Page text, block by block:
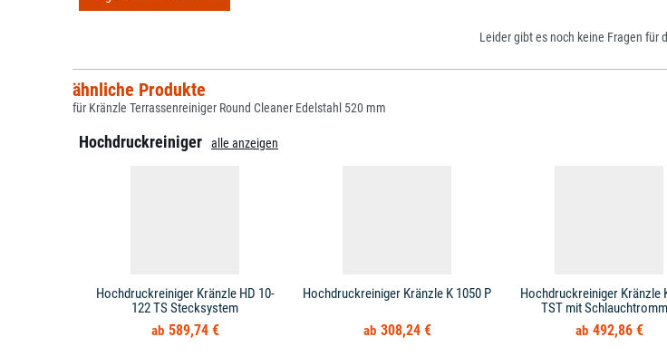
Leider gibt es noch keine Fragen für
ähnliche Produkte
für Kränzle Terrassenreiniger Round Cleaner Edelstahl 520 mm
Hochdruckreiniger alle anzeigen
Hochdruckreiniger Kränzle HD 10-
122 TS Stecksystem
589,74 €
Hochdruckreiniger Kränzle K 1050 P
308,24 €
Hochdruckreiniger Kränzle
TST mit
492,86 €